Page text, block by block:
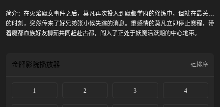
简介：在火焰魔女事件之后，莫凡再次投入到魔都学府的修炼中，但就在最关键
的时刻，突然传来了好兄弟张小候失踪的消息。重感情的莫凡立即停止赛程，带
着魔都血族好友柳茹共同赶赴古都，闯入了正处于妖魔活跃期的中心地带。
金牌影院播放器 排序
1 2 3 4